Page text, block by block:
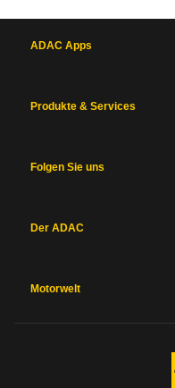
ADAC Apps
Produkte & Services
Folgen Sie uns
Der ADAC
Motorwelt